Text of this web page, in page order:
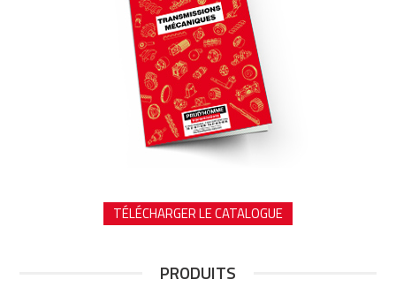
TÉLÉCHARGER LE CATALOGUE
PRODUITS